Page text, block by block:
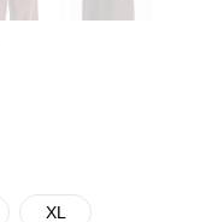
XL